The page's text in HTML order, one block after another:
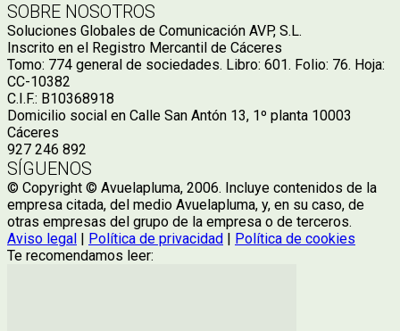
SOBRE NOSOTROS
Soluciones Globales de Comunicación AVP, S.L.
Inscrito en el Registro Mercantil de Cáceres
Tomo: 774 general de sociedades. Libro: 601. Folio: 76. Hoja:
CC-10382
C.I.F.: B10368918
Domicilio social en Calle San Antón 13, 1º planta 10003
Cáceres
927 246 892
SÍGUENOS
© Copyright © Avuelapluma, 2006. Incluye contenidos de la
empresa citada, del medio Avuelapluma, y, en su caso, de
otras empresas del grupo de la empresa o de terceros.
Aviso legal | Política de privacidad | Política de cookies
Te recomendamos leer: